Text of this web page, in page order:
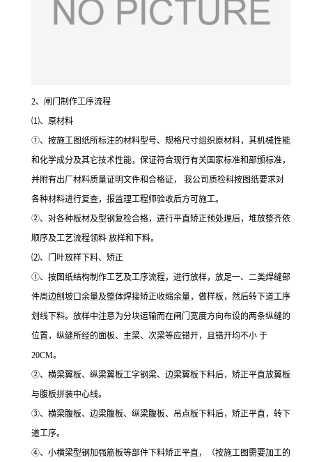
2、闸门制作工序流程
⑴、原材料
①、按施工图纸所标注的材料型号、规格尺寸组织原材料，其机械性能
和化学成分及其它技术性能，保证符合现行有关国家标准和部颁标准，
并附有出厂材料质量证明文件和合格证， 我公司质检科按图纸要求对
各种材料进行复查，报监理工程师验收后方可施工。
②、对各种板材及型钢复检合格，进行平直矫正预处理后，堆放整齐依
顺序及工艺流程领料 放样和下料。
⑵、门叶放样下料、矫正
①、按图纸结构制作工艺及工序流程，进行放样，放足一、二类焊缝部
件周边刨坡口余量及整体焊接矫正收缩余量，做样板，然后转下道工序
划线下料。放样中注意为分块运输而在闸门宽度方向布设的两条纵缝的
位置，纵缝所经的面板、主梁、次梁等应错开，且错开均不小 于
20CM。
②、横梁翼板、纵梁翼板工字钢梁、边梁翼板下料后，矫正平直放翼板
与腹板拼装中心线。
③、横梁腹板、边梁腹板、纵梁腹板、吊点板下料后，矫正平直，转下
道工序。
④、小横梁型钢加强筋板等部件下料矫正平直，（按施工图需要加工的